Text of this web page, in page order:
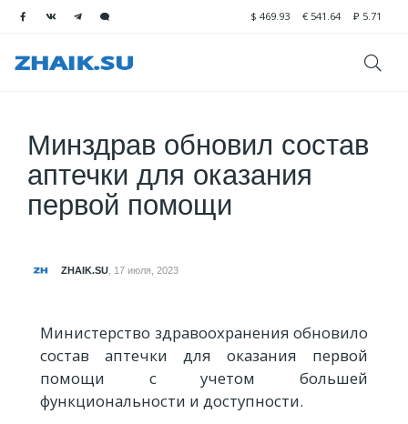
$ 469.93 € 541.64 ₽ 5.71
Минздрав обновил состав
аптечки для оказания
первой помощи
ZHAIK.SU 17 июля, 2023
Министерство здравоохранения обновило
состав аптечки для оказания первой
помощи с учетом большей
функциональности и доступности.